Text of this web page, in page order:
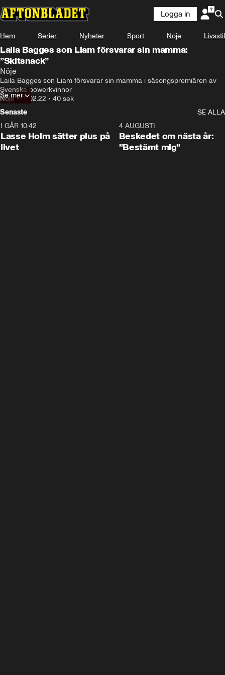
Logga in
Hem Serier Nyheter Sport Nöje Livsstil
Laila Bagges son Liam försvarar sin mamma:
”Skitsnack”
Nöje
Laila Bagges son Liam försvarar sin mamma i säsongspremiären av
Svenska powerkvinnor
Nöje•07.02.22 • 40 sek
Se mer
Senaste
SE ALLA
I GÅR 10:42
Lasse Holm sätter plus på
livet
4 AUGUSTI
Beskedet om nästa år:
”Bestämt mig”